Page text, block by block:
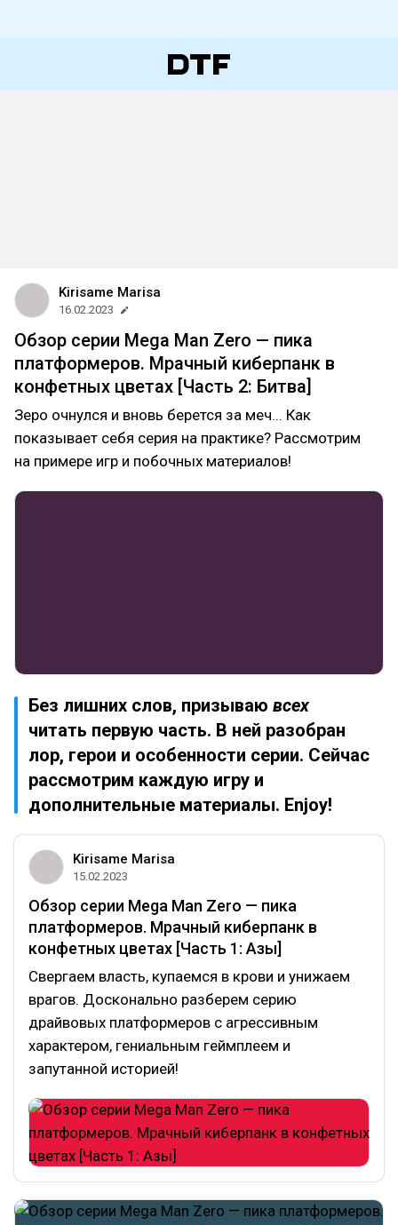
Kirisame Marisa
16.02.2023
Обзор серии Mega Man Zero — пика
платформеров. Мрачный киберпанк в
конфетных цветах [Часть 2: Битва]
Зеро очнулся и вновь берется за меч... Как
показывает себя серия на практике? Рассмотрим
на примере игр и побочных материалов!
Без лишних слов, призываю всех
читать первую часть. В ней разобран
лор, герои и особенности серии. Сейчас
рассмотрим каждую игру и
дополнительные материалы. Enjoy!
Kirisame Marisa
15.02.2023
Обзор серии Mega Man Zero — пика
платформеров. Мрачный киберпанк в
конфетных цветах [Часть 1: Азы]
Свергаем власть, купаемся в крови и унижаем
врагов. Досконально разберем серию
драйвовых платформеров с агрессивным
характером, гениальным геймплеем и
запутанной историей!